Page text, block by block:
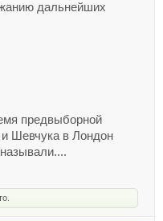
дальнейших
предвыборной
Шевчука в Лондон